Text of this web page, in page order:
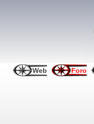
Web Foro